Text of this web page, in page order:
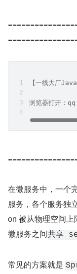
【一线大厂
浏览器打开：
在微服务中，一个
服务，各个服务独
on 被从物理空间
微服务之间共享
常见的方案就是